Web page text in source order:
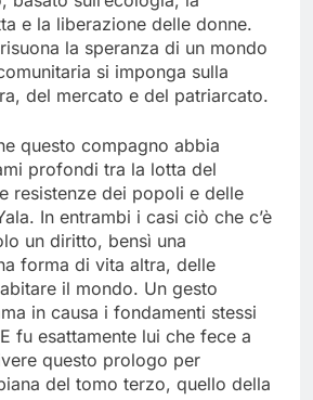
e la liberazione delle donne.
la speranza di un mondo
si imponga sulla
del mercato e del patriarcato.
questo compagno abbia
profondi tra la lotta del
resistenze dei popoli e delle
In entrambi i casi ciò che c’è
un diritto, bensì una
forma di vita altra, delle
il mondo. Un gesto
in causa i fondamenti stessi
fu esattamente lui che fece a
questo prologo per
del tomo terzo, quello della